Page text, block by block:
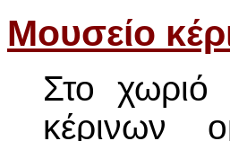
Μουσείο
Στο χωριό
κέρινων